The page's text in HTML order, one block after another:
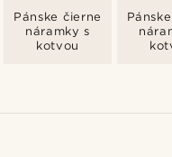
Pánske čierne
náramky s
kotvou